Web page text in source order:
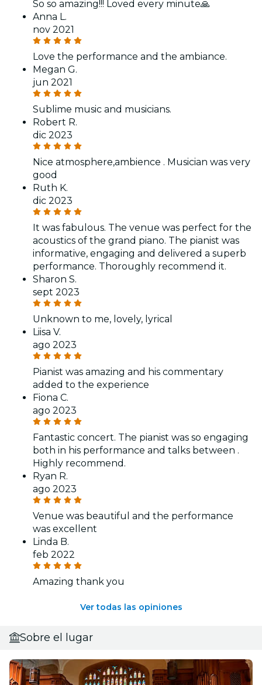
So so amazing!!! Loved every minute🙏
Anna L.
nov 2021
Love the performance and the ambiance.
Megan G.
jun 2021
Sublime music and musicians.
Robert R.
dic 2023
Nice atmosphere,ambience . Musician was very
good
Ruth K.
dic 2023
It was fabulous. The venue was perfect for the
acoustics of the grand piano. The pianist was
informative, engaging and delivered a superb
performance. Thoroughly recommend it.
Sharon S.
sept 2023
Unknown to me, lovely, lyrical
Liisa V.
ago 2023
Pianist was amazing and his commentary
added to the experience
Fiona C.
ago 2023
Fantastic concert. The pianist was so engaging
both in his performance and talks between .
Highly recommend.
Ryan R.
ago 2023
Venue was beautiful and the performance
was excellent
Linda B.
feb 2022
Amazing thank you
Ver todas las opiniones
Sobre el lugar